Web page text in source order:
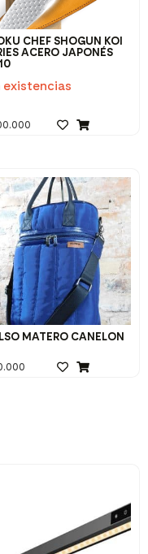
CHEF SHOGUN KOI
ACERO JAPONÉS
existencias
MATERO CANELON